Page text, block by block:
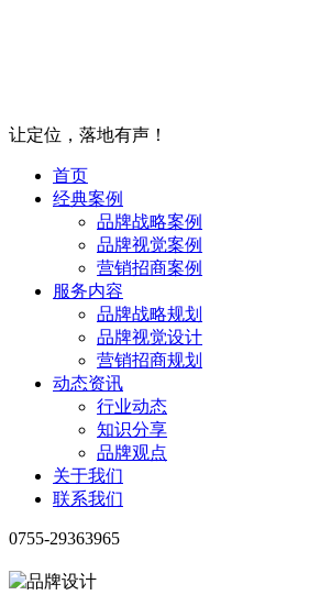
让定位，落地有声！
首页
经典案例
品牌战略案例
品牌视觉案例
营销招商案例
服务内容
品牌战略规划
品牌视觉设计
营销招商规划
动态资讯
行业动态
知识分享
品牌观点
关于我们
联系我们
0755-29363965